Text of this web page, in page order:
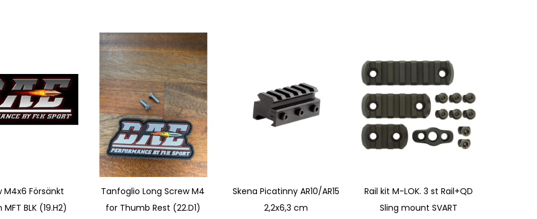
Quickview
Quickview
M4x6 Försänkt
BLK (19.H2)
Tanfoglio Long Screw M4
for Thumb Rest (22.D1)
Skena Picatinny AR10/AR15
2,2x6,3 cm
Rail kit M-LOK. 3 st Rail+QD
Sling mount SVART